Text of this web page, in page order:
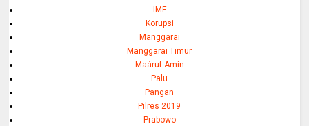
IMF
Korupsi
Manggarai
Manggarai Timur
Maáruf Amin
Palu
Pangan
Pilres 2019
Prabowo